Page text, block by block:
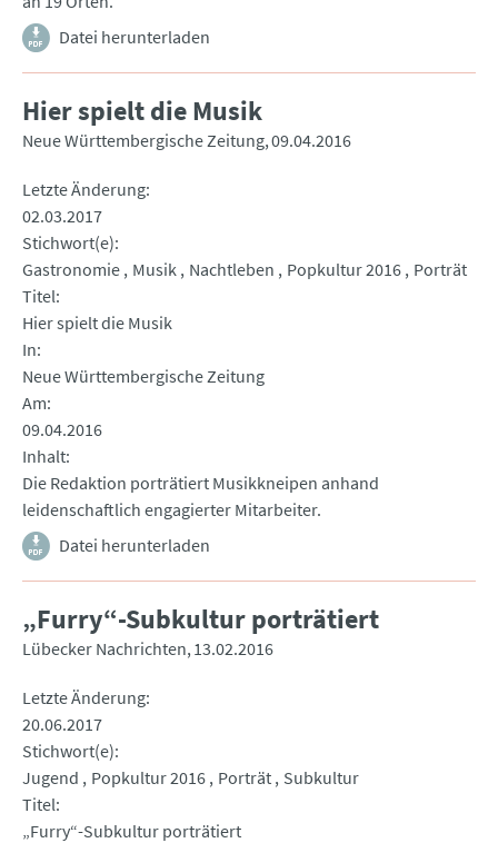
Datei herunterladen
Hier spielt die Musik
Neue Württembergische Zeitung 09.04.2016
Letzte Änderung
02.03.2017
Stichwort(e)
Gastronomie Musik Nachtleben Popkultur 2016 Porträt
Titel
Hier spielt die Musik
In
Neue Württembergische Zeitung
Am
09.04.2016
Inhalt
Die Redaktion porträtiert Musikkneipen anhand
leidenschaftlich engagierter Mitarbeiter.
Datei herunterladen
„Furry“-Subkultur porträtiert
Lübecker Nachrichten 13.02.2016
Letzte Änderung
20.06.2017
Stichwort(e)
Jugend
Popkultur 2016 Porträt Subkultur
Titel
„Furry“-Subkultur porträtiert